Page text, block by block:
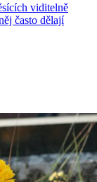
viditelně
často dělají